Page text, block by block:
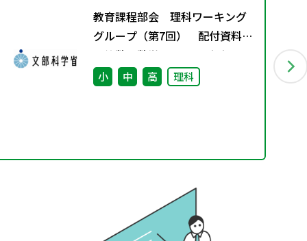
教育課程部会 理科ワーキング
グループ（第7回） 配付資料
※算数・数学ワーキンググルー
プ（第8回）と合同開催
小 中 高 理科